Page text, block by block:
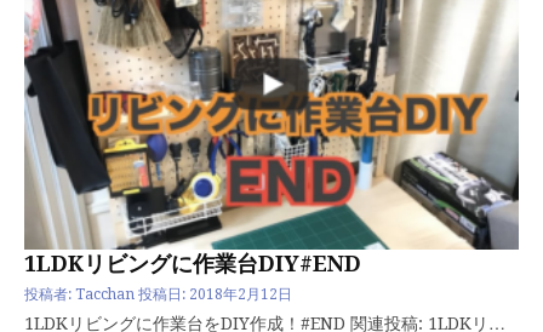
1LDKリビングに作業台DIY#END
投稿者: Tacchan 投稿日: 2018年2月12日
1LDKリビングに作業台をDIY作成！#END 関連投稿: 1LDKリ…